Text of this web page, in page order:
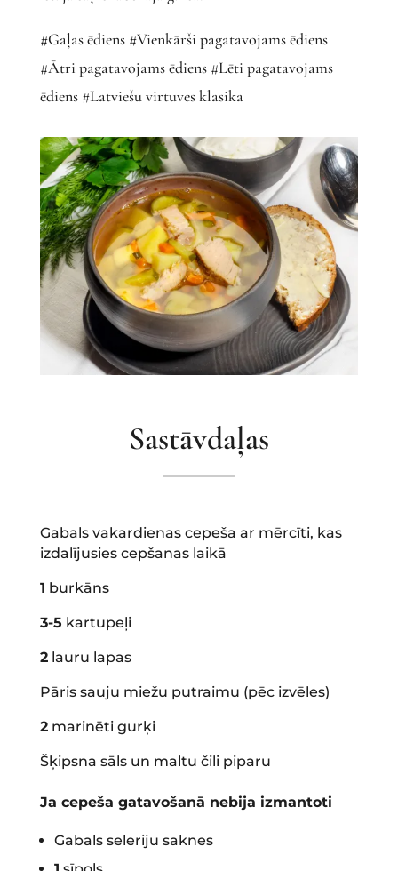
#Gaļas ēdiens #Vienkārši pagatavojams ēdiens
#Ātri pagatavojams ēdiens #Lēti pagatavojams
ēdiens #Latviešu virtuves klasika
Sastāvdaļas
Gabals vakardienas cepeša ar mērcīti, kas
izdalījusies cepšanas laikā
1 burkāns
3-5 kartupeļi
2lauru lapas
Pāris sauju miežu putraimu (pēc izvēles)
2marinēti gurķi
Šķipsna sāls un maltu čili piparu
Ja cepeša gatavošanā nebija izmantoti
Gabals seleriju saknes